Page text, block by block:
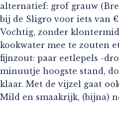
alternatief: grof grauw
bij de Sligro voor iets van
Vochtig, zonder
kookwater mee te zouten
fijnzout: paar eetlepels -
minuutje hoogste stand,
klaar. Met de vijzel gaat
Mild en smaakrijk, (bijna)